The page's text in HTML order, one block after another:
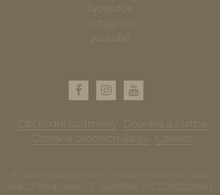
facebook
instagram
youtube
Obchodní podmínky
Doprava a platba
Ochrana osobních údajů
Cookies
© 2026 ByloByLibo s.r.o., se sídlem Jenerálka 1454,
666 02 Předklášteří, IČ 06202845, DIČ CZ06202845 |